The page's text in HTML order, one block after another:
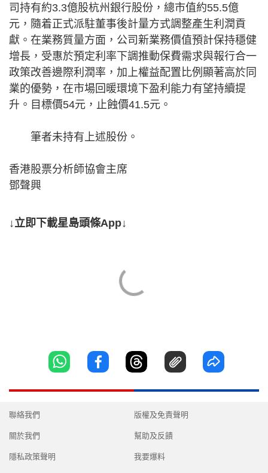
司持有約3.3億股杭州銀行股份，總市值約55.5億
元，隨着正式派駐董事後計量方式調整產生利潤貢
獻。在業務質量方面，公司新業務價值預計保持穩健
增長，受惠於預定利率下調推動保費需求與報行合一
政策改善邊際利潤率，加上權益配置比例顯著高於同
業的優勢，在市場回暖環境下盈利能力有望持續提
升。目標價54元，止蝕價41.5元。
筆者未持有上述股份。
香港股票分析師協會主席
鄧聲興
↓立即下載星島頭條App↓
聯絡我們
關於我們
隱私政策聲明
版權及免責聲明
幫助及反饋
我要爆料